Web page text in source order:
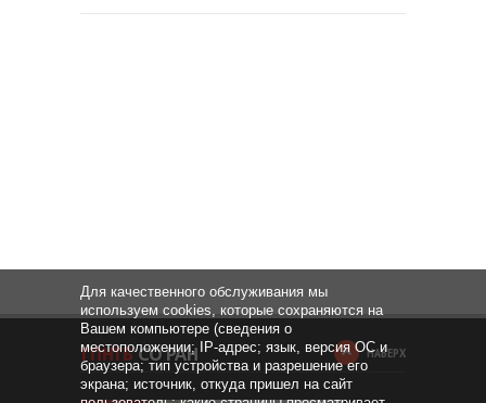
НАВЕРХ
Для качественного обслуживания мы
используем cookies, которые сохраняются на
Вашем компьютере (сведения о
местоположении; IP-адрес; язык, версия ОС и
браузера; тип устройства и разрешение его
экрана; источник, откуда пришел на сайт